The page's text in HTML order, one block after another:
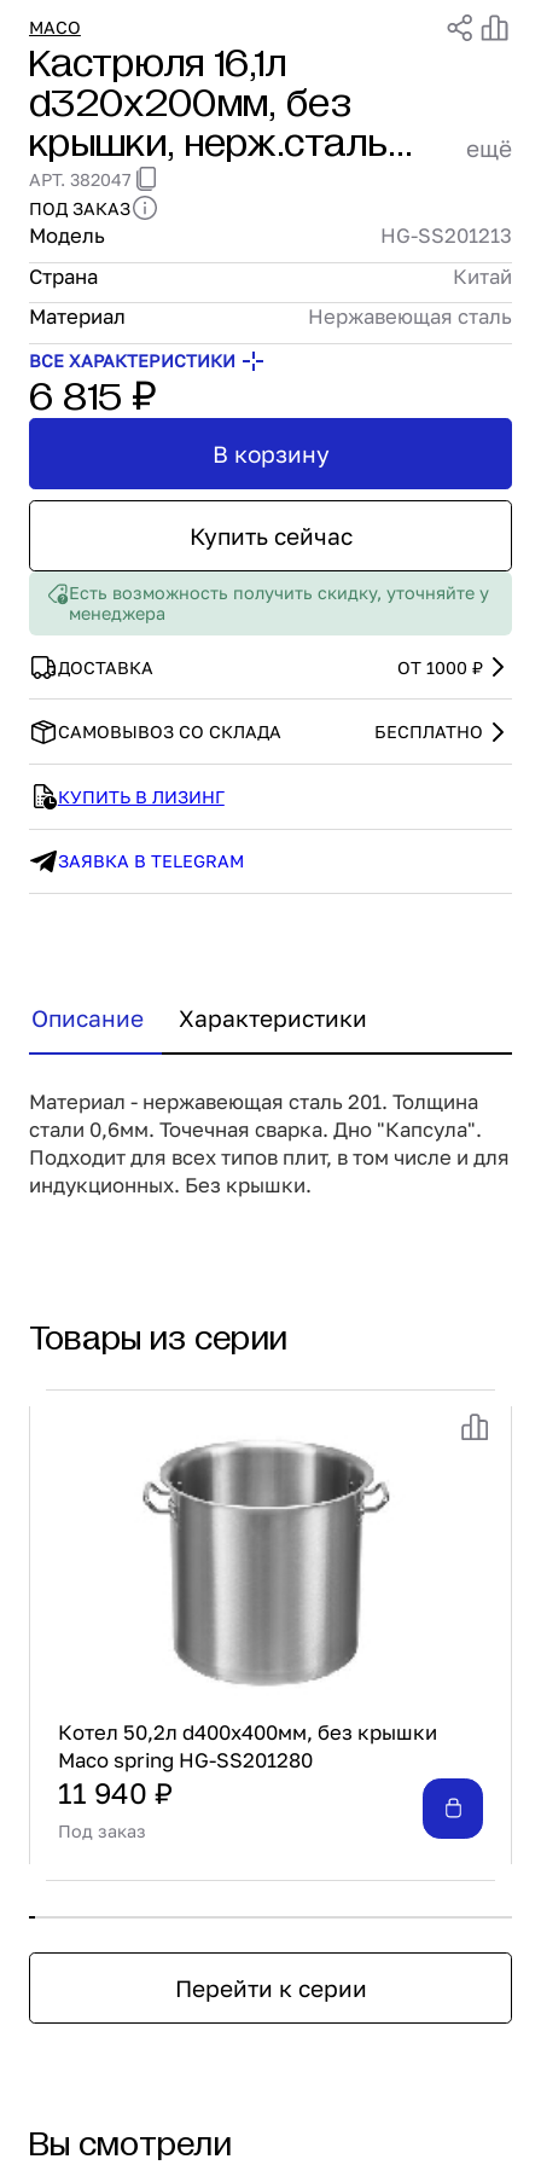
Проектирование
Сервис и монтаж
ПОКУПАТЕЛЯМ
Доставка и оплата
Гарантия и возврат
Лизинг
Акции
О нас
Бренды
Контакты
MACO
Кастрюля 16,1л
d320х200мм, без
крышки, нерж.сталь
Maco spring HG-
SS201213
ещё
АРТ. 382047
ПОД ЗАКАЗ
Модель
HG-SS201213
Страна
Китай
Материал
Нержавеющая сталь
ВСЕ ХАРАКТЕРИСТИКИ
6 815 ₽
Купить сейчас
В корзину
Есть возможность получить скидку, уточняйте у
менеджера
ДОСТАВКА ОТ 1000 ₽
САМОВЫВОЗ СО СКЛАДА БЕСПЛАТНО
КУПИТЬ В ЛИЗИНГ
ЗАЯВКА В TELEGRAM
Описание Характеристики
Материал - нержавеющая сталь 201. Толщина
стали 0,6мм. Точечная сварка. Дно "Капсула".
Подходит для всех типов плит, в том числе и для
индукционных. Без крышки.
Товары из серии
Котел 50,2л d400х400мм, без крышки
Maco spring HG-SS201280
11 940 ₽
Под заказ
Перейти к серии
Вы смотрели